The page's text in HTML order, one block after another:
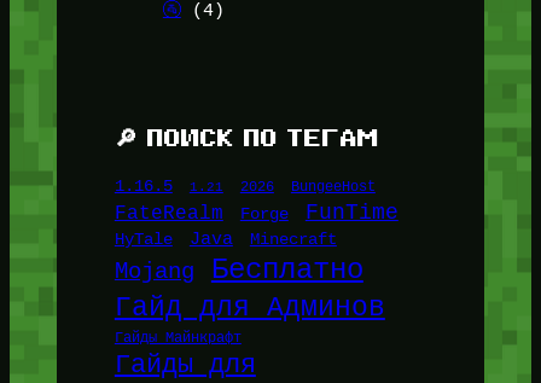
🚰(4)
🔎 ПОИСК ПО ТЕГАМ
1.16.5 1.21 2026 BungeeHost
FateRealm Forge FunTime
HyTale Java Minecraft
Mojang Бесплатно
Гайд для Админов
Гайды Майнкрафт
Гайды для